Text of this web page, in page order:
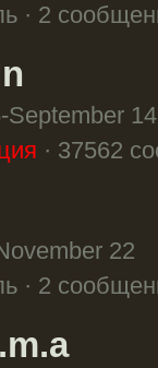
· 2
September 14
· 37562
22
· 2